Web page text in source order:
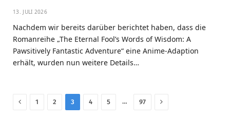
13. JULI 2026
Nachdem wir bereits darüber berichtet haben, dass die
Romanreihe „The Eternal Fool’s Words of Wisdom: A
Pawsitively Fantastic Adventure“ eine Anime-Adaption
erhält, wurden nun weitere Details…
Previous
1 2 3 4 5 … 97 Next